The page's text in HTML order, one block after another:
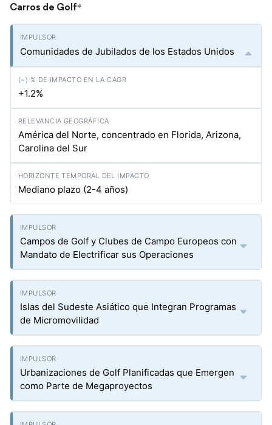
Carros de Golf*
Comunidades de Jubilados de los Estados Unidos
+1.2%
América del Norte, concentrado en Florida, Arizona,
Carolina del Sur
Mediano plazo (2-4 años)
Campos de Golf y Clubes de Campo Europeos con
Mandato de Electrificar sus Operaciones
Islas del Sudeste Asiático que Integran Programas
de Micromovilidad
Urbanizaciones de Golf Planificadas que Emergen
como Parte de Megaproyectos